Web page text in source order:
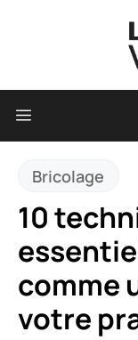
Menu
Bricolage
10
comme
votre